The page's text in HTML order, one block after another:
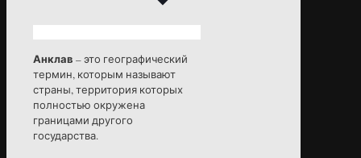
Анклав – это географический
термин, которым называют
страны, территория которых
полностью окружена
границами другого
государства.